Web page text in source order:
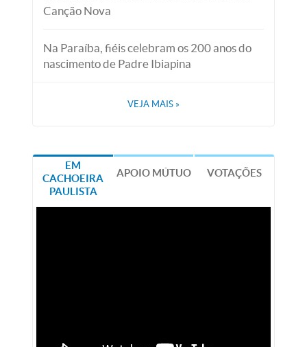
Canção Nova
Na Paraíba, fiéis celebram os 200 anos do
nascimento de Padre Ibiapina
VEJA MAIS »
EM
CACHOEIRA
PAULISTA
APOIO MÚTUO VOTAÇÕES